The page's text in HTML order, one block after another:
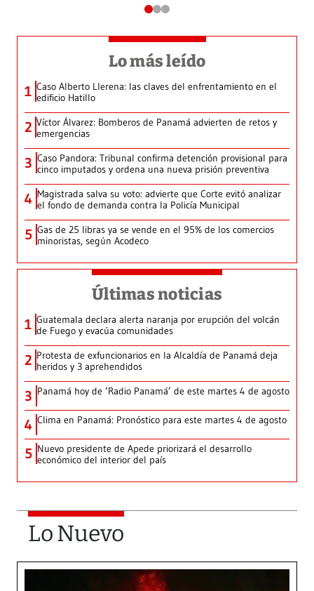
Lo más leído
1 Caso Alberto Llerena: las claves del enfrentamiento en el
edificio Hatillo
2 Víctor Álvarez: Bomberos de Panamá advierten de retos y
emergencias
3 Caso Pandora: Tribunal confirma detención provisional para
cinco imputados y ordena una nueva prisión preventiva
4 Magistrada salva su voto: advierte que Corte evitó analizar
el fondo de demanda contra la Policía Municipal
5 Gas de 25 libras ya se vende en el 95% de los comercios
minoristas, según Acodeco
Últimas noticias
1 Guatemala declara alerta naranja por erupción del volcán
de Fuego y evacúa comunidades
2 Protesta de exfuncionarios en la Alcaldía de Panamá deja
heridos y 3 aprehendidos
3 Panamá hoy de ‘Radio Panamá’ de este martes 4 de agosto
4 Clima en Panamá: Pronóstico para este martes 4 de agosto
5 Nuevo presidente de Apede priorizará el desarrollo
económico del interior del país
Lo Nuevo